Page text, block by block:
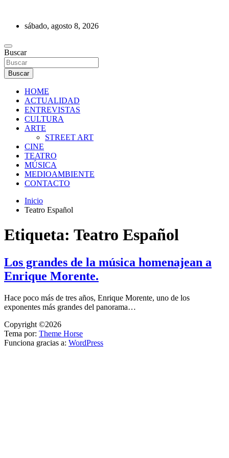
contenidosábado, agosto 8, 2026
REVISTA DE PRENSA
Buscar
Buscar
HOME
ACTUALIDAD
ENTREVISTAS
CULTURA
ARTE
STREET ART
CINE
TEATRO
MÚSICA
MEDIOAMBIENTE
CONTACTO
Inicio
Teatro Español
Etiqueta: Teatro Español
Los grandes de la música homenajean a
Enrique Morente.
Hace poco más de tres años, Enrique Morente, uno de los
exponentes más grandes del panorama…
Copyright ©2026
Tema por: Theme Horse
Funciona gracias a: WordPress